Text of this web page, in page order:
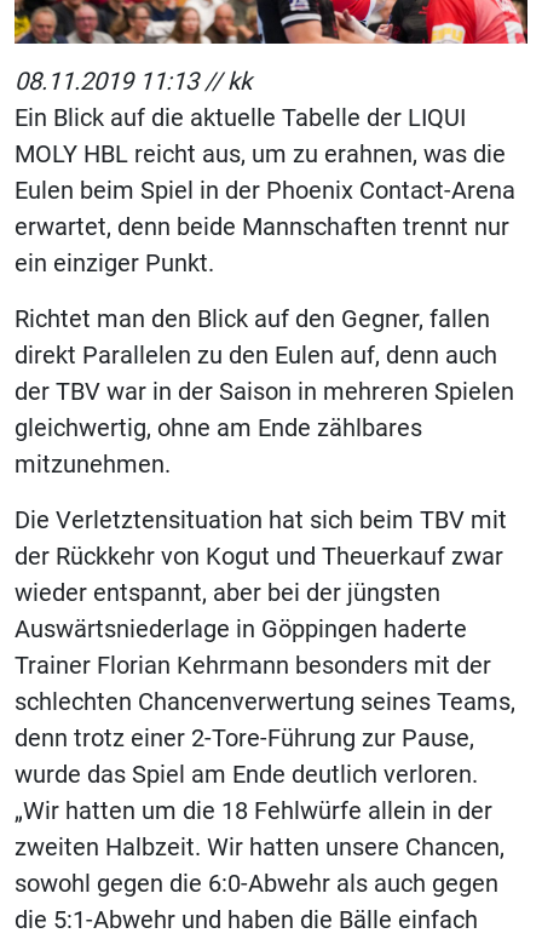
08.11.2019 11:13 //kk
Ein Blick auf die aktuelle Tabelle der LIQUI
MOLY HBL reicht aus, um zu erahnen, was die
Eulen beim Spiel in der Phoenix Contact-Arena
erwartet, denn beide Mannschaften trennt nur
ein einziger Punkt.
Richtet man den Blick auf den Gegner, fallen
direkt Parallelen zu den Eulen auf, denn auch
der TBV war in der Saison in mehreren Spielen
gleichwertig, ohne am Ende zählbares
mitzunehmen.
Die Verletztensituation hat sich beim TBV mit
der Rückkehr von Kogut und Theuerkauf zwar
wieder entspannt, aber bei der jüngsten
Auswärtsniederlage in Göppingen haderte
Trainer Florian Kehrmann besonders mit der
schlechten Chancenverwertung seines Teams,
denn trotz einer 2-Tore-Führung zur Pause,
wurde das Spiel am Ende deutlich verloren.
„Wir hatten um die 18 Fehlwürfe allein in der
zweiten Halbzeit. Wir hatten unsere Chancen,
sowohl gegen die 6:0-Abwehr als auch gegen
die 5:1-Abwehr und haben die Bälle einfach